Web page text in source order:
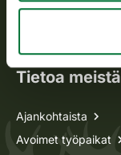
Oma riista -asiat
Tietoa meistä
Ajankohtaista
Avoimet työpaikat